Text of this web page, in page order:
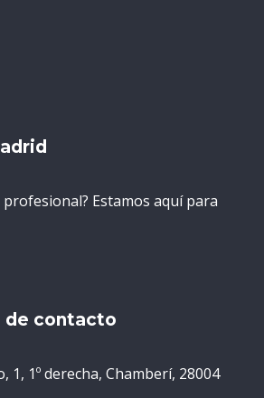
profesional? Estamos aquí para
de contacto
1, 1º derecha, Chamberí, 28004